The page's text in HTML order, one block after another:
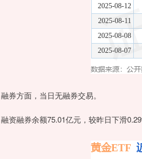
融券方面，当日无融券交易。
融资融券余额75.01亿元，较昨日下滑